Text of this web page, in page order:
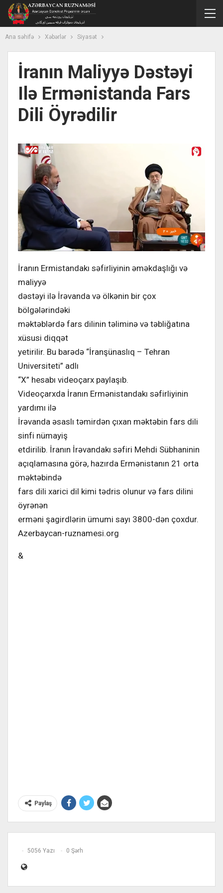
Ana səhifə Xəbərlər Siyasət
İranın Maliyyə Dəstəyi
Ilə Ermənistanda Fars
Dili Öyrədilir
İranın Ermistandakı səfirliyinin əməkdaşlığı və
maliyyə
dəstəyi ilə İrəvanda və ölkənin bir çox
bölgələrindəki
məktəblərdə fars dilinin təliminə və təbliğatına
xüsusi diqqət
yetirilir. Bu barədə “İranşünaslıq – Tehran
Universiteti” adlı
“X” hesabı videoçarx paylaşıb.
Videoçarxda İranın Ermənistandakı səfirliyinin
yardımı ilə
İrəvanda əsaslı təmirdən çıxan məktəbin fars dili
sinfi nümayiş
etdirilib. İranın İrəvandakı səfiri Mehdi Sübhaninin
açıqlamasına görə, hazırda Ermənistanın 21 orta
məktəbində
fars dili xarici dil kimi tədris olunur və fars dilini
öyrənən
erməni şagirdlərin ümumi sayı 3800-dən çoxdur.
Azerbaycan-ruznamesi.org
&
Paylaş
5056 Yazı 0 Şərh